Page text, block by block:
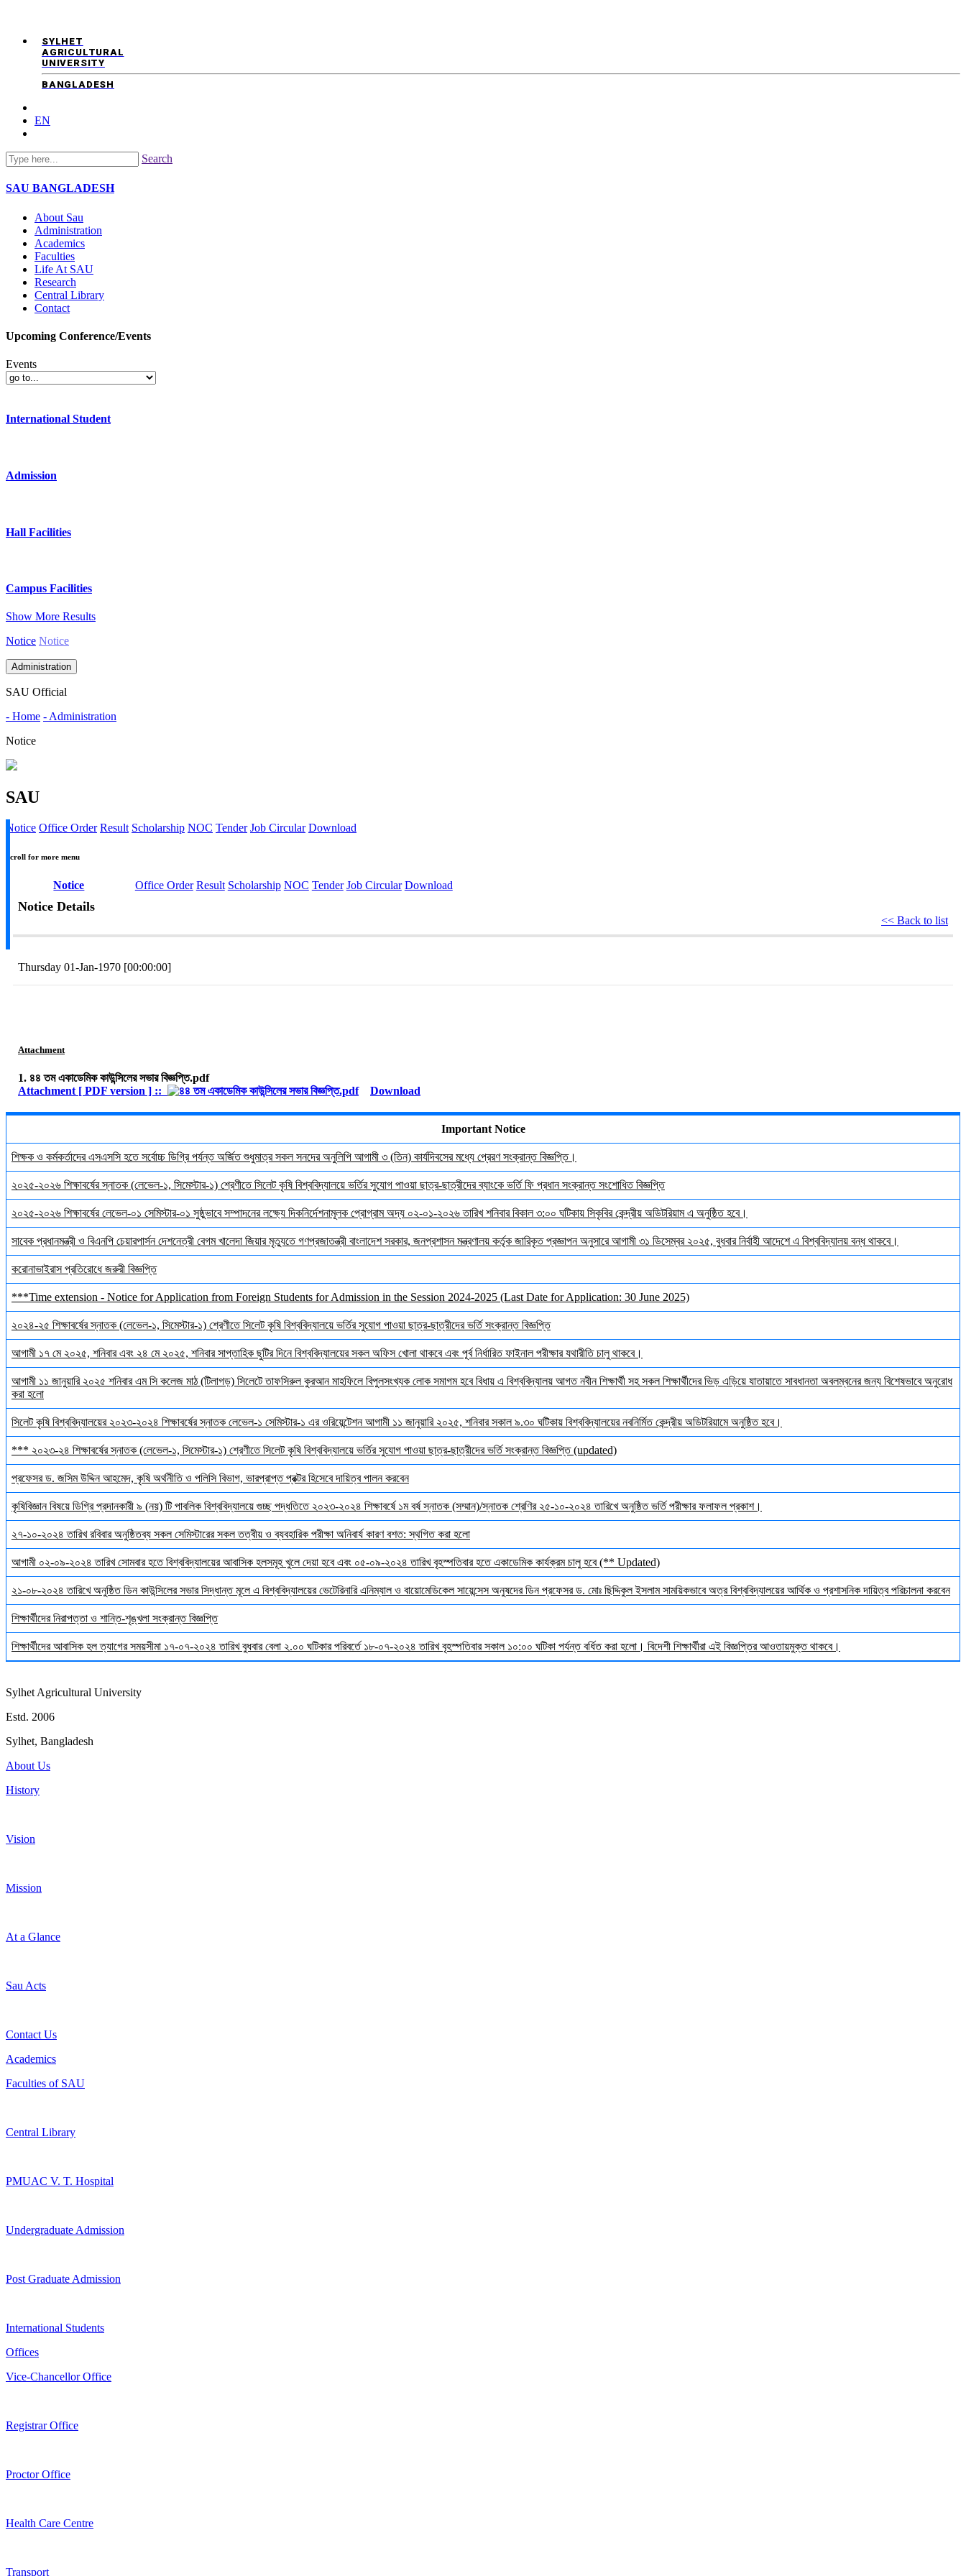
SYLHET
AGRICULTURAL
UNIVERSITY
BANGLADESH
EN
Search
SAU BANGLADESH
About Sau
Administration
Academics
Faculties
Life At SAU
Research
Central Library
Contact
Upcoming Conference/Events
Events
International Student
Admission
Hall Facilities
Campus Facilities
Show More Results
Notice Notice
Administration
SAU Official
- Home - Administration
Notice
SAU
Notice Office Order Result Scholarship NOC Tender Job Circular Download
Scroll for more menu
Notice Office Order Result Scholarship NOC Tender Job Circular Download
Notice Details
<< Back to list
Thursday 01-Jan-1970 [00:00:00]
Attachment
1. ৪৪ তম একাডেমিক কাউন্সিলের সভার বিজ্ঞপ্তি.pdf
Attachment [ PDF version ] ::
Download
Important Notice
শিক্ষক ও কর্মকর্তাদের এসএসসি হতে সর্বোচ্চ ডিগ্রি পর্যন্ত অর্জিত শুধুমাত্র সকল সনদের অনুলিপি আগামী ৩ (তিন) কার্যদিবসের মধ্যে প্রেরণ সংক্রান্ত বিজ্ঞপ্তি।
২০২৫-২০২৬ শিক্ষাবর্ষের স্নাতক (লেভেল-১, সিমেস্টার-১) শ্রেণীতে সিলেট কৃষি বিশ্ববিদ্যালয়ে ভর্তির সুযোগ পাওয়া ছাত্র-ছাত্রীদের ব্যাংকে ভর্তি ফি প্রধান সংক্রান্ত সংশোধিত বিজ্ঞপ্তি
২০২৫-২০২৬ শিক্ষাবর্ষের লেভেল-০১ সেমিস্টার-০১ সুষ্ঠুভাবে সম্পাদনের লক্ষ্যে দিকনির্দেশনামূলক প্রোগ্রাম অদ্য ০২-০১-২০২৬ তারিখ শনিবার বিকাল ৩:০০ ঘটিকায় সিকৃবির কেন্দ্রীয় অডিটরিয়াম এ অনুষ্ঠিত হবে।
সাবেক প্রধানমন্ত্রী ও বিএনপি চেয়ারপার্সন দেশনেত্রী বেগম খালেদা জিয়ার মৃত্যুতে গণপ্রজাতন্ত্রী বাংলাদেশ সরকার, জনপ্রশাসন মন্ত্রণালয় কর্তৃক জারিকৃত প্রজ্ঞাপন অনুসারে আগামী ৩১ ডিসেম্বর ২০২৫, বুধবার নির্বাহী আদেশে এ বিশ্ববিদ্যালয় বন্ধ থাকবে।
করোনাভাইরাস প্রতিরোধে জরুরী বিজ্ঞপ্তি
***Time extension - Notice for Application from Foreign Students for Admission in the Session 2024-2025 (Last Date for Application: 30 June 2025)
২০২৪-২৫ শিক্ষাবর্ষের স্নাতক (লেভেল-১, সিমেস্টার-১) শ্রেণীতে সিলেট কৃষি বিশ্ববিদ্যালয়ে ভর্তির সুযোগ পাওয়া ছাত্র-ছাত্রীদের ভর্তি সংক্রান্ত বিজ্ঞপ্তি
আগামী ১৭ মে ২০২৫, শনিবার এবং ২৪ মে ২০২৫, শনিবার সাপ্তাহিক ছুটির দিনে বিশ্ববিদ্যালয়ের সকল অফিস খোলা থাকবে এবং পূর্ব নির্ধারিত ফাইনাল পরীক্ষার যথারীতি চালু থাকবে।
আগামী ১১ জানুয়ারি ২০২৫ শনিবার এম সি কলেজ মাঠ (টিলাগড়) সিলেটে তাফসিরুল কুরআন মাহফিলে বিপুলসংখ্যক লোক সমাগম হবে বিধায় এ বিশ্ববিদ্যালয় আগত নবীন শিক্ষার্থী সহ সকল শিক্ষার্থীদের ভিড় এড়িয়ে যাতায়াতে সাবধানতা অবলম্বনের জন্য বিশেষভাবে অনুরোধ
করা হলো
সিলেট কৃষি বিশ্ববিদ্যালয়ের ২০২৩-২০২৪ শিক্ষাবর্ষের স্নাতক লেভেল-১ সেমিস্টার-১ এর ওরিয়েন্টেশন আগামী ১১ জানুয়ারি ২০২৫, শনিবার সকাল ৯.৩০ ঘটিকায় বিশ্ববিদ্যালয়ের নবনির্মিত কেন্দ্রীয় অডিটরিয়ামে অনুষ্ঠিত হবে।
*** ২০২৩-২৪ শিক্ষাবর্ষের স্নাতক (লেভেল-১, সিমেস্টার-১) শ্রেণীতে সিলেট কৃষি বিশ্ববিদ্যালয়ে ভর্তির সুযোগ পাওয়া ছাত্র-ছাত্রীদের ভর্তি সংক্রান্ত বিজ্ঞপ্তি (updated)
প্রফেসর ড. জসিম উদ্দিন আহমেদ, কৃষি অর্থনীতি ও পলিসি বিভাগ, ভারপ্রাপ্ত প্রক্টর হিসেবে দায়িত্ব পালন করবেন
কৃষিবিজ্ঞান বিষয়ে ডিগ্রি প্রদানকারী ৯ (নয়) টি পাবলিক বিশ্ববিদ্যালয়ে গুচ্ছ পদ্ধতিতে ২০২৩-২০২৪ শিক্ষাবর্ষে ১ম বর্ষ স্নাতক (সম্মান)/স্নাতক শ্রেণির ২৫-১০-২০২৪ তারিখে অনুষ্ঠিত ভর্তি পরীক্ষার ফলাফল প্রকাশ।
২৭-১০-২০২৪ তারিখ রবিবার অনুষ্ঠিতব্য সকল সেমিস্টারের সকল তত্বীয় ও ব্যবহারিক পরীক্ষা অনিবার্য কারণ বশত: স্থগিত করা হলো
আগামী ০২-০৯-২০২৪ তারিখ সোমবার হতে বিশ্ববিদ্যালয়ের আবাসিক হলসমূহ খুলে দেয়া হবে এবং ০৫-০৯-২০২৪ তারিখ বৃহস্পতিবার হতে একাডেমিক কার্যক্রম চালু হবে (** Updated)
২১-০৮-২০২৪ তারিখে অনুষ্ঠিত ডিন কাউন্সিলের সভার সিদ্ধান্ত মূলে এ বিশ্ববিদ্যালয়ের ভেটেরিনারি এনিম্যাল ও বায়োমেডিকেল সায়েন্সেস অনুষদের ডিন প্রফেসর ড. মোঃ ছিদ্দিকুল ইসলাম সাময়িকভাবে অত্র বিশ্ববিদ্যালয়ের আর্থিক ও প্রশাসনিক দায়িত্ব পরিচালনা করবেন
শিক্ষার্থীদের নিরাপত্তা ও শান্তি-শৃঙ্খলা সংক্রান্ত বিজ্ঞপ্তি
শিক্ষার্থীদের আবাসিক হল ত্যাগের সময়সীমা ১৭-০৭-২০২৪ তারিখ বুধবার বেলা ২.০০ ঘটিকার পরিবর্তে ১৮-০৭-২০২৪ তারিখ বৃহস্পতিবার সকাল ১০:০০ ঘটিকা পর্যন্ত বর্ধিত করা হলো। বিদেশী শিক্ষার্থীরা এই বিজ্ঞপ্তির আওতায়মুক্ত থাকবে।
Sylhet Agricultural University
Estd. 2006
Sylhet, Bangladesh
About Us
History
Vision
Mission
At a Glance
Sau Acts
Contact Us
Academics
Faculties of SAU
Central Library
PMUAC V. T. Hospital
Undergraduate Admission
Post Graduate Admission
International Students
Offices
Vice-Chancellor Office
Registrar Office
Proctor Office
Health Care Centre
Transport